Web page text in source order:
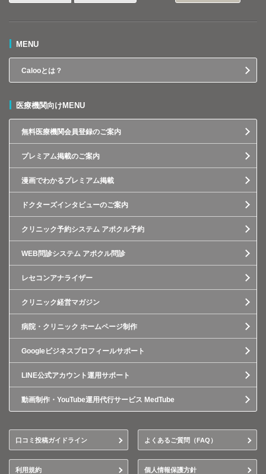
MENU
Calooとは？
医療機関向けMENU
無料医療機関会員登録のご案内
プレミアム掲載のご案内
漫画でわかるプレミアム掲載
ドクターズインタビューのご案内
クリニック予約システム アポクル予約
WEB問診システム アポクル問診
レセコンアナライザー
クリニック経営マガジン
病院・クリニック ホームページ制作
Googleビジネスプロフィールサポート
LINE公式アカウント運用サポート
動画制作・YouTube運用代行サービス MedTube
口コミ投稿ガイドライン よくあるご質問（FAQ）
利用規約 個人情報保護方針